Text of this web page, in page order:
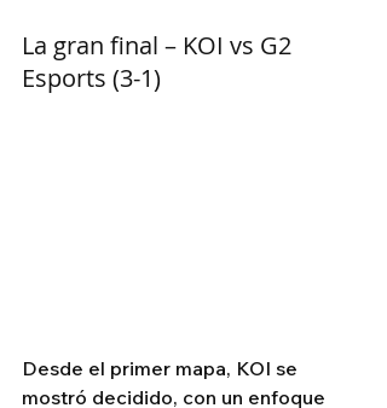
La gran final – KOI vs G2
Esports (3-1)
Desde el primer mapa, KOI se
mostró decidido, con un enfoque